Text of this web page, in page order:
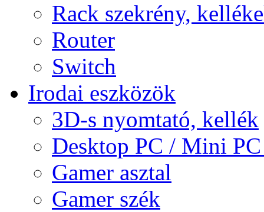
Rack szekrény,
Router
Switch
Irodai eszközök
3D-s nyomtató, kellék
Desktop PC / Mini
Gamer asztal
Gamer szék